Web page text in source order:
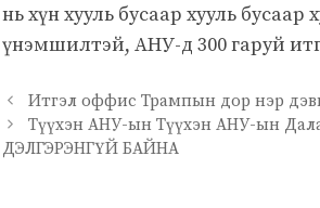
нь хүн хууль бусаар хууль
үнэмшилтэй, АНУ-д 300 гаруй
Итгэл оффис Трампын дор нэр
Түүхэн АНУ-ын Түүхэн АНУ-ын
ДЭЛГЭРЭНГҮЙ БАЙНА